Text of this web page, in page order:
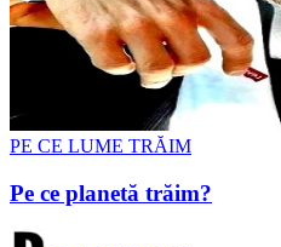
PE CE LUME TRĂIM
Pe ce planetă trăim?